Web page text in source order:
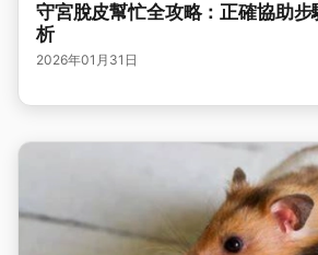
守宮脫皮幫忙全攻略：正確協助
析
2026年01月31日